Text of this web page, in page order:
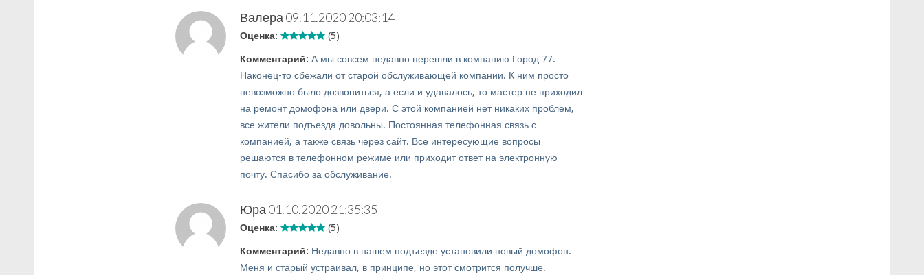
Валера 09.11.2020 20:03:14
Оценка: (5)
Комментарий: А мы совсем недавно перешли в компанию Город 77.
Наконец-то сбежали от старой обслуживающей компании. К ним просто
невозможно было дозвониться, а если и удавалось, то мастер не приходил
на ремонт домофона или двери. С этой компанией нет никаких проблем,
все жители подъезда довольны. Постоянная телефонная связь с
компанией, а также связь через сайт. Все интересующие вопросы
решаются в телефонном режиме или приходит ответ на электронную
почту. Спасибо за обслуживание.
Юра 01.10.2020 21:35:35
Оценка: (5)
Комментарий: Недавно в нашем подъезде установили новый домофон.
Меня и старый устраивал, в принципе, но этот смотрится получше.